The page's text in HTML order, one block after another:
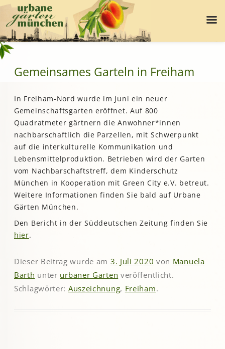
Gemeinsames Garteln in Freiham
In Freiham-Nord wurde im Juni ein neuer
Gemeinschaftsgarten eröffnet. Auf 800
Quadratmeter gärtnern die Anwohner*innen
nachbarschaftlich die Parzellen, mit Schwerpunkt
auf die interkulturelle Kommunikation und
Lebensmittelproduktion. Betrieben wird der Garten
vom Nachbarschaftstreff, dem Kinderschutz
München in Kooperation mit Green City e.V. betreut.
Weitere Informationen finden Sie bald auf Urbane
Gärten München.
Den Bericht in der Süddeutschen Zeitung finden Sie
hier.
Dieser Beitrag wurde am 3. Juli 2020 von Manuela
Barth unter urbaner Garten veröffentlicht.
Schlagwörter: Auszeichnung, Freiham.